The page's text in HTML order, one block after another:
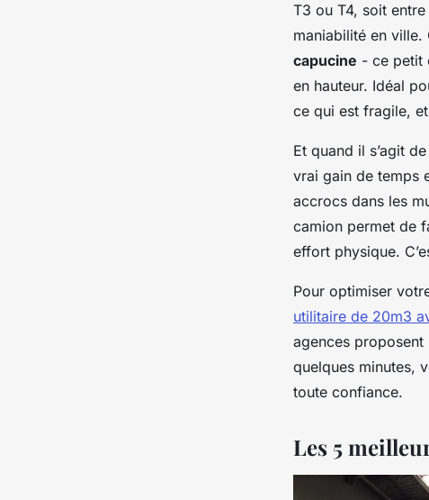
T3 ou T4, soit entre
maniabilité en ville.
capucine - ce petit
en hauteur. Idéal
ce qui est fragile,
Et quand il s’agit
vrai gain de temps
accrocs dans les
camion permet de
effort physique.
Pour optimiser
utilitaire de 20m3
agences
quelques minutes,
toute confiance.
Les 5